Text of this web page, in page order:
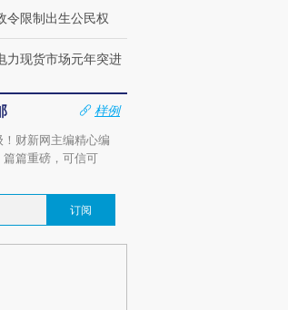
令限制出生公民权
力现货市场元年突进
样例
财新网主编精心编
篇重磅，可信可
订阅